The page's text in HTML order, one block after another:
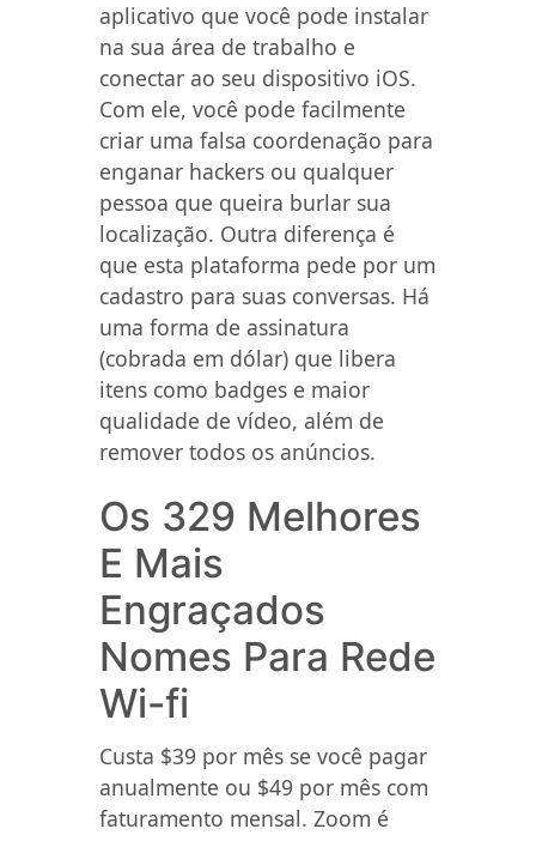
aplicativo que você pode instalar
na sua área de trabalho e
conectar ao seu dispositivo iOS.
Com ele, você pode facilmente
criar uma falsa coordenação para
enganar hackers ou qualquer
pessoa que queira burlar sua
localização. Outra diferença é
que esta plataforma pede por um
cadastro para suas conversas. Há
uma forma de assinatura
(cobrada em dólar) que libera
itens como badges e maior
qualidade de vídeo, além de
remover todos os anúncios.
Os 329 Melhores
E Mais
Engraçados
Nomes Para Rede
Wi-fi
Custa $39 por mês se você pagar
anualmente ou $49 por mês com
faturamento mensal. Zoom é